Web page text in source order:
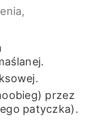
przez
patyczka).